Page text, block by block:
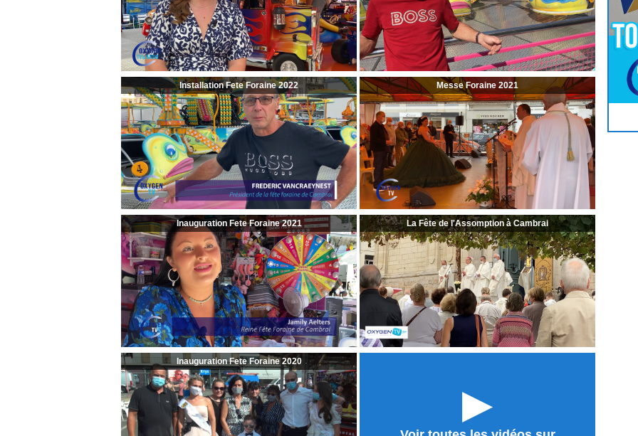
Installation Fete Foraine 2022 Messe Foraine 2021
Inauguration Fete Foraine 2021 La Fête de l'Assomption à Cambrai
Inauguration Fete Foraine 2020
►
PourJouer cliquez-ici